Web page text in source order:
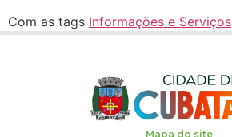
Com as tags Informações e Serviços
Mapa do site